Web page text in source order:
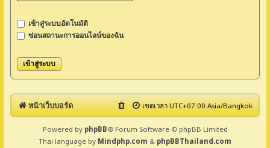
เข้าสู่ระบบอัตโนมัติ
ซ่อนสถานะการออนไลน์ของฉัน
หน้าเว็บบอร์ด เขตเวลา UTC+07:00 Asia/Bangkok
Powered by phpBB® Forum Software © phpBB Limited
Thai language by Mindphp.com & phpBBThailand.com